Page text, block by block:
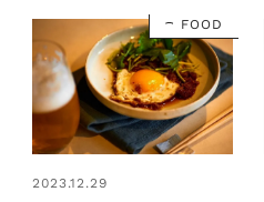
FOOD
2023.12.29